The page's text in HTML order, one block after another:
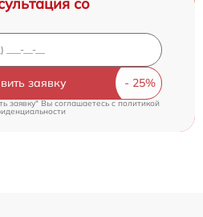
заявку
заявку" Вы соглашаетесь cполитикой